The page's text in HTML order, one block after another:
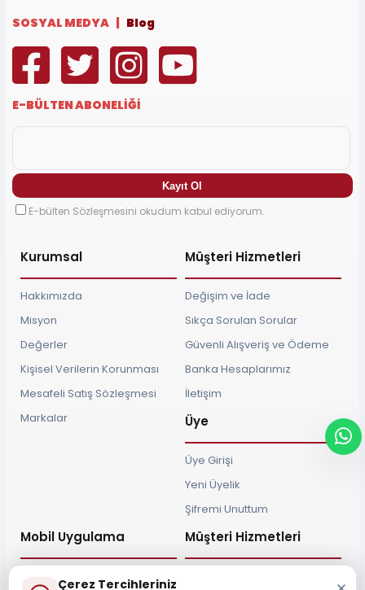
SOSYAL MEDYA | Blog
E-BÜLTEN ABONELİĞİ
E-bülten Sözleşmesini okudum kabul ediyorum.
Kurumsal
Hakkımızda
Misyon
Değerler
Kişisel Verilerin Korunması
Mesafeli Satış Sözleşmesi
Markalar
Müşteri Hizmetleri
Değişim ve İade
Sıkça Sorulan Sorular
Güvenli Alışveriş ve Ödeme
Banka Hesaplarımız
İletişim
Üye
Üye Girişi
Yeni Üyelik
Şifremi Unuttum
Mobil Uygulama Müşteri Hizmetleri
Çerez Tercihleriniz